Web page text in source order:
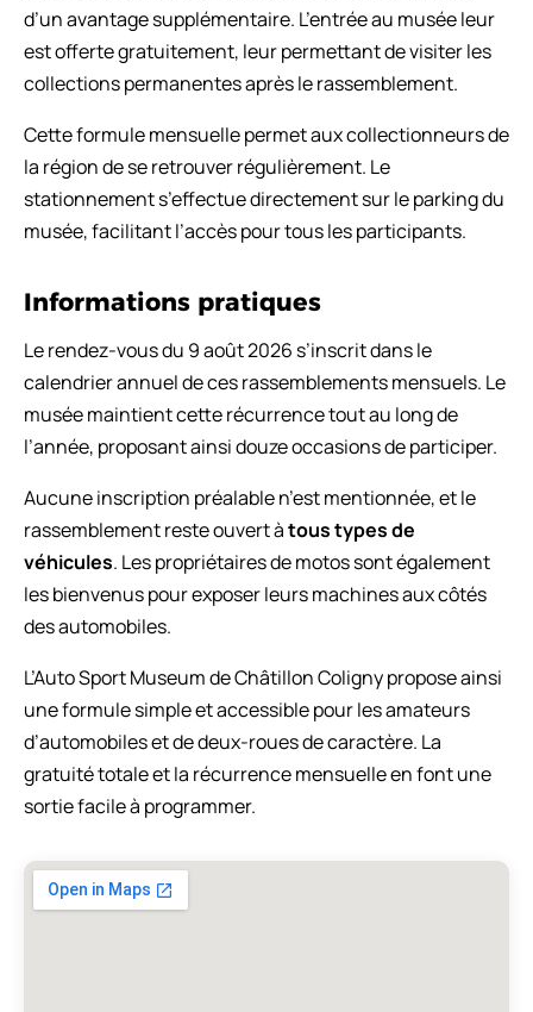
d’un avantage supplémentaire. L’entrée au musée leur
est offerte gratuitement, leur permettant de visiter les
collections permanentes après le rassemblement.
Cette formule mensuelle permet aux collectionneurs de
la région de se retrouver régulièrement. Le
stationnement s’effectue directement sur le parking du
musée, facilitant l’accès pour tous les participants.
Informations pratiques
Le rendez-vous du 9 août 2026 s’inscrit dans le
calendrier annuel de ces rassemblements mensuels. Le
musée maintient cette récurrence tout au long de
l’année, proposant ainsi douze occasions de participer.
Aucune inscription préalable n’est mentionnée, et le
rassemblement reste ouvert àtous types de
véhicules. Les propriétaires de motos sont également
les bienvenus pour exposer leurs machines aux côtés
des automobiles.
L’Auto Sport Museum de Châtillon Coligny propose ainsi
une formule simple et accessible pour les amateurs
d’automobiles et de deux-roues de caractère. La
gratuité totale et la récurrence mensuelle en font une
sortie facile à programmer.